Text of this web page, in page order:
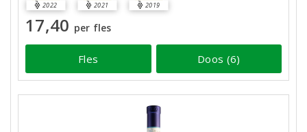
2022 2021 2019
17,40 per fles
Fles Doos (6)